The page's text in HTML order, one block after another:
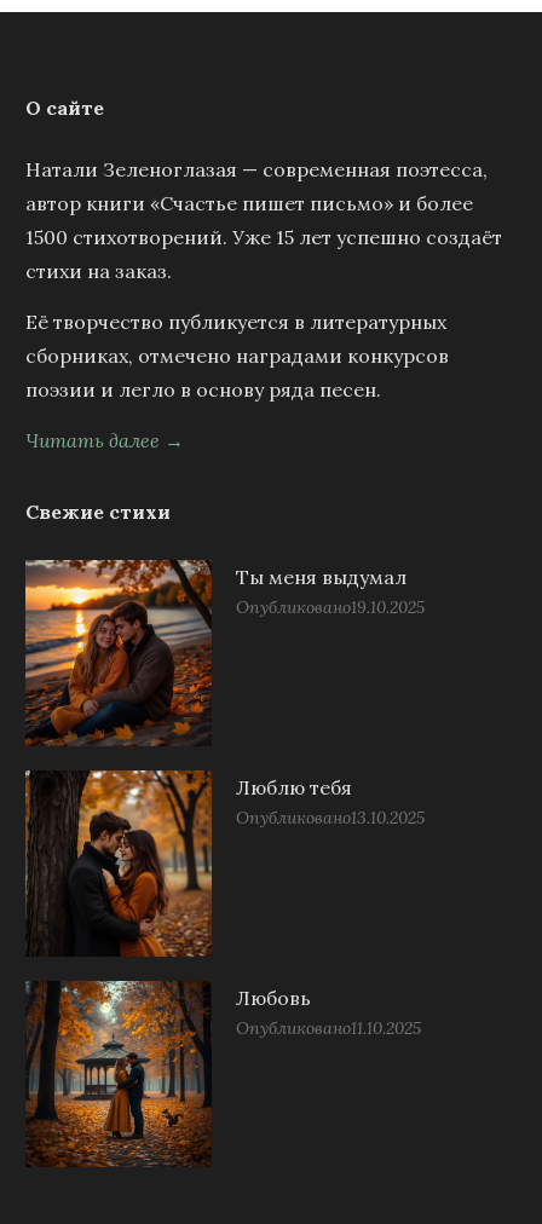
О сайте
Натали Зеленоглазая — современная поэтесса,
автор книги «Счастье пишет письмо» и более
1500 стихотворений. Уже 15 лет успешно создаёт
стихи на заказ.
Её творчество публикуется в литературных
сборниках, отмечено наградами конкурсов
поэзии и легло в основу ряда песен.
Читать далее →
Свежие стихи
Ты меня выдумал
Опубликовано19.10.2025
Люблю тебя
Опубликовано13.10.2025
Любовь
Опубликовано11.10.2025